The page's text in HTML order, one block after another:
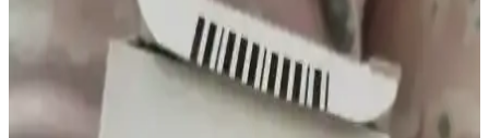
Cliniva Susam Yağı %100 Doğal Soğuk Sıkım 250
ml – Cilt, Bağışıklık ve Saç İçin Uygun
%100 doğal ve soğuk sıkım Cliniva Susam Yağı 250 ml, Türkiye